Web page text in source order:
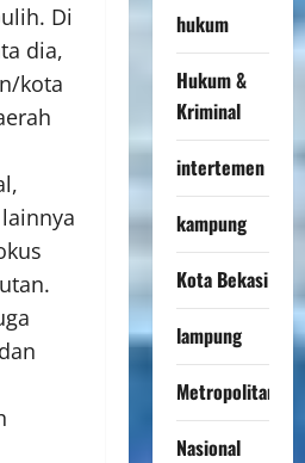
Di
dia,
kota
hukum
Hukum &
Kriminal
intertemen
kampung
Kota Bekasi
lampung
Metropolitan
Nasional